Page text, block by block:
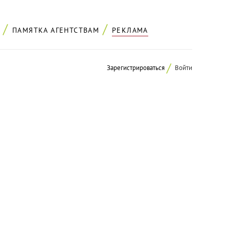
ПАМЯТКА АГЕНТСТВАМ РЕКЛАМА
Зарегистрироваться Войти